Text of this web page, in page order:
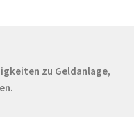
zu Geldanlage,